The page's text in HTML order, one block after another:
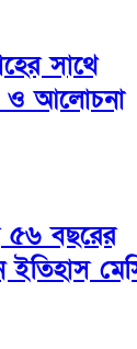
সাথে
ও আলোচনা
৫৬ বছরের